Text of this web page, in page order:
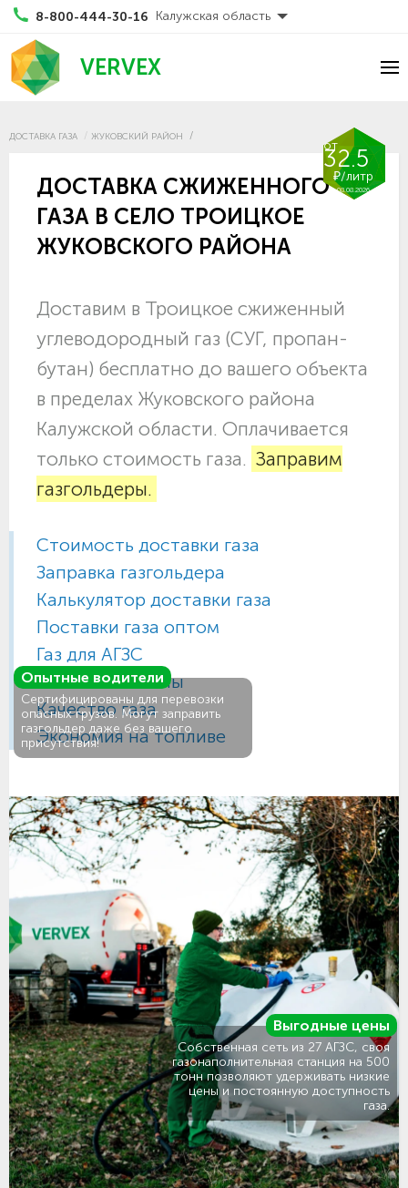
8-800-444-30-16 Калужская область
VERVEX
ДОСТАВКА ГАЗА ЖУКОВСКИЙ РАЙОН
от
32.5
₽/литр
08.08.2026
ДОСТАВКА СЖИЖЕННОГО
ГАЗА В СЕЛО ТРОИЦКОЕ
ЖУКОВСКОГО РАЙОНА
Доставим в Троицкое сжиженный
углеводородный газ (СУГ, пропан-
бутан) бесплатно до вашего объекта
в пределах Жуковского района
Калужской области. Оплачивается
только стоимость газа. Заправим
газгольдеры.
Стоимость доставки газа
Заправка газгольдера
Калькулятор доставки газа
Поставки газа оптом
Газ для АГЗС
Газовые баллоны
Качество газа
Экономия на топливе
Опытные водители
Сертифицированы для перевозки
опасных грузов. Могут заправить
газгольдер даже без вашего
присутствия!
Выгодные цены
Собственная сеть из 27 АГЗС, своя
газонаполнительная станция на 500
тонн позволяют удерживать низкие
цены и постоянную доступность
газа.